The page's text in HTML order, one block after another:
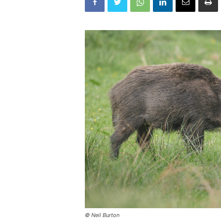
© Neil Burton